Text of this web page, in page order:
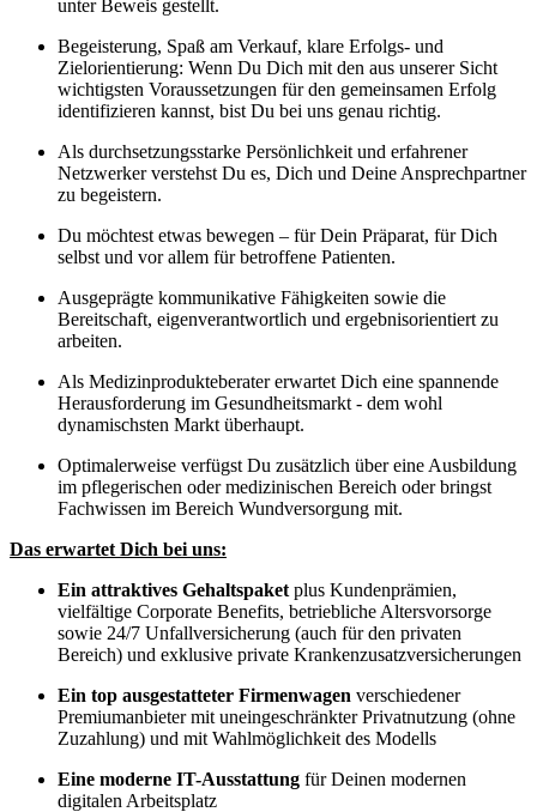
unter Beweis gestellt.
Begeisterung, Spaß am Verkauf, klare Erfolgs- und
Zielorientierung: Wenn Du Dich mit den aus unserer Sicht
wichtigsten Voraussetzungen für den gemeinsamen Erfolg
identifizieren kannst, bist Du bei uns genau richtig.
Als durchsetzungsstarke Persönlichkeit und erfahrener
Netzwerker verstehst Du es, Dich und Deine Ansprechpartner
zu begeistern.
Du möchtest etwas bewegen – für Dein Präparat, für Dich
selbst und vor allem für betroffene Patienten.
Ausgeprägte kommunikative Fähigkeiten sowie die
Bereitschaft, eigenverantwortlich und ergebnisorientiert zu
arbeiten.
Als Medizinprodukteberater erwartet Dich eine spannende
Herausforderung im Gesundheitsmarkt - dem wohl
dynamischsten Markt überhaupt.
Optimalerweise verfügst Du zusätzlich über eine Ausbildung
im pflegerischen oder medizinischen Bereich oder bringst
Fachwissen im Bereich Wundversorgung mit.
Das erwartet Dich bei uns:
Ein attraktives Gehaltspaket plus Kundenprämien,
vielfältige Corporate Benefits, betriebliche Altersvorsorge
sowie 24/7 Unfallversicherung (auch für den privaten
Bereich) und exklusive private Krankenzusatzversicherungen
Ein top ausgestatteter Firmenwagen verschiedener
Premiumanbieter mit uneingeschränkter Privatnutzung (ohne
Zuzahlung) und mit Wahlmöglichkeit des Modells
Eine moderne IT-Ausstattung für Deinen modernen
digitalen Arbeitsplatz